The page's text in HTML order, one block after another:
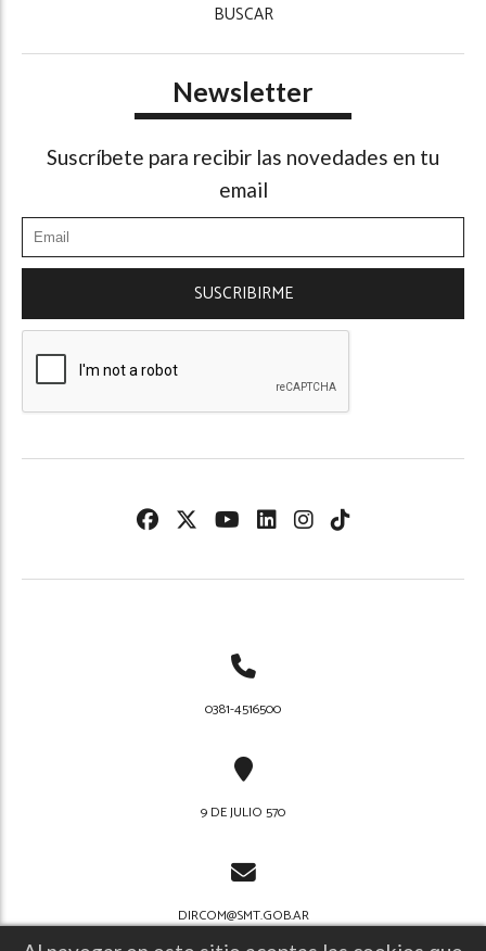
BUSCAR
Newsletter
Suscríbete para recibir las novedades en tu
email
SUSCRIBIRME
0381-4516500
9 DE JULIO 570
DIRCOM@SMT.GOB.AR